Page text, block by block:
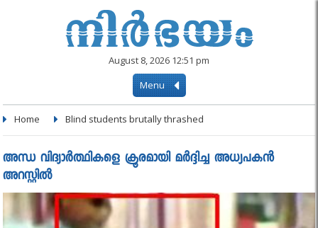
August 8, 2026 12:51 pm
Menu
Home Blind students brutally thrashed
അന്ധ വിദ്യാര്‍ത്ഥികളെ ക്രൂരമായി മര്‍ദ്ദിച്ച അധ്യപകന്‍
അറസ്റ്റില്‍